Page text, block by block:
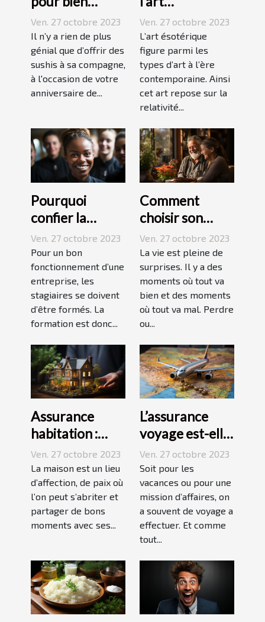
réussir ses
sushis !
Ven. 27 octobre 2023
Il n’y a rien de plus
génial que d’offrir des
sushis à sa compagne,
à l'occasion de votre
anniversaire de...
ésotérique ?
Ven. 27 octobre 2023
L’art ésotérique
figure parmi les
types d’art à l’ère
contemporaine. Ainsi
cet art repose sur la
relativité...
Pourquoi
confier la
formation de
ses stagiaires à
JP2A-Génèse ?
Ven. 27 octobre 2023
Pour un bon
fonctionnement d’une
entreprise, les
stagiaires se doivent
d’être formés. La
formation est donc...
Comment
choisir son
assurance
Dépendance ?
Ven. 27 octobre 2023
La vie est pleine de
surprises. Il y a des
moments où tout va
bien et des moments
où tout va mal. Perdre
ou...
Assurance
habitation :
comment ça
marche ?
Ven. 27 octobre 2023
La maison est un lieu
d’affection, de paix où
l’on peut s’abriter et
partager de bons
moments avec ses...
L’assurance
voyage est-elle
avantageuse ?
Ven. 27 octobre 2023
Soit pour les
vacances ou pour une
mission d’affaires, on
a souvent de voyage a
effectuer. Et comme
tout...